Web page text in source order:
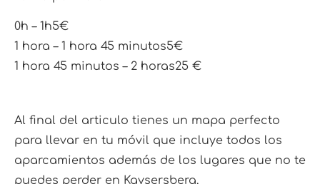
0h – 1h5€
1 hora – 1 hora 45 minutos5€
1 hora 45 minutos – 2 horas25 €
Al final del articulo tienes un mapa perfecto
para llevar en tu móvil que incluye todos los
aparcamientos además de los lugares que no te
puedes perder en Kaysersberg.